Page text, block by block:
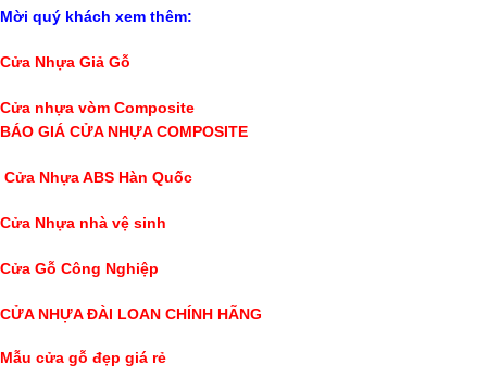
Mời quý khách xem thêm:
Cửa Nhựa Giả Gỗ
Cửa nhựa vòm Composite
BÁO GIÁ CỬA NHỰA COMPOSITE
Cửa Nhựa ABS Hàn Quốc
Cửa Nhựa nhà vệ sinh
Cửa Gỗ Công Nghiệp
CỬA NHỰA ĐÀI LOAN CHÍNH HÃNG
Mẫu cửa gỗ đẹp giá rẻ